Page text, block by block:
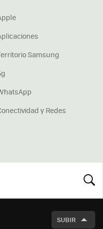
Samsung
y Redes
SUBIR